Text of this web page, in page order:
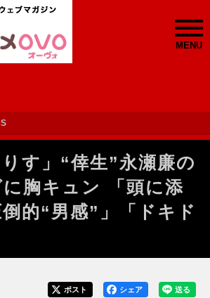
MENU
りす」“倖生”永瀬廉の
胸キュン 「頭に添
的“男感”」「ドキド
送る
シェア
ポスト